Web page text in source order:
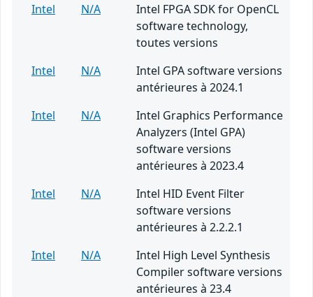
Intel
N/A
Intel FPGA SDK for OpenCL
software technology,
toutes versions
Intel
N/A
Intel GPA software versions
antérieures à 2024.1
Intel
N/A
Intel Graphics Performance
Analyzers (Intel GPA)
software versions
antérieures à 2023.4
Intel
N/A
Intel HID Event Filter
software versions
antérieures à 2.2.2.1
Intel
N/A
Intel High Level Synthesis
Compiler software versions
antérieures à 23.4